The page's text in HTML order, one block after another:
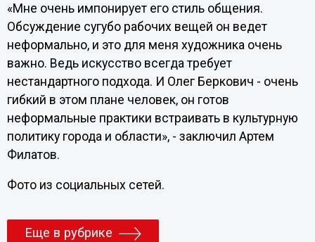
«Мне очень импонирует его стиль общения.
Обсуждение сугубо рабочих вещей он ведет
неформально, и это для меня художника очень
важно. Ведь искусство всегда требует
нестандартного подхода. И Олег Беркович - очень
гибкий в этом плане человек, он готов
неформальные практики встраивать в культурную
политику города и области», - заключил Артем
Филатов.
Фото из социальных сетей.
Еще в рубрике